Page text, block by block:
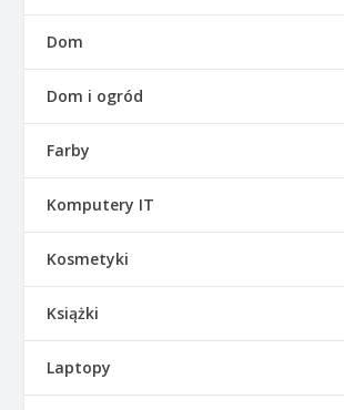
Dom
Dom i ogród
Farby
Komputery IT
Kosmetyki
Książki
Laptopy